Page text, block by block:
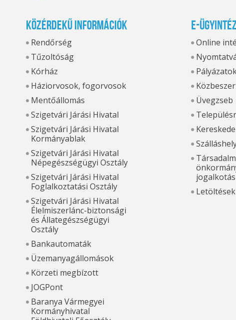
Közérdekű információk
Rendőrség
Tűzoltóság
Kórház
Háziorvosok, fogorvosok
Mentőállomás
Szigetvári Járási Hivatal
Szigetvári Járási Hivatal
Kormányablak
Szigetvári Járási Hivatal
Népegészségügyi Osztály
Szigetvári Járási Hivatal
Foglalkoztatási Osztály
Szigetvári Járási Hivatal
Élelmiszerlánc-biztonsági
és Állategészségügyi
Osztály
Bankautomaták
Üzemanyagállomások
Körzeti megbízott
JOGPont
Baranya Vármegyei
Kormányhivatal
E-
Online
Üvegzseb
Letöltések